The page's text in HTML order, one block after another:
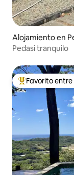
Alojamiento en
Pedasi tranquilo
Favorito entre
Favorito